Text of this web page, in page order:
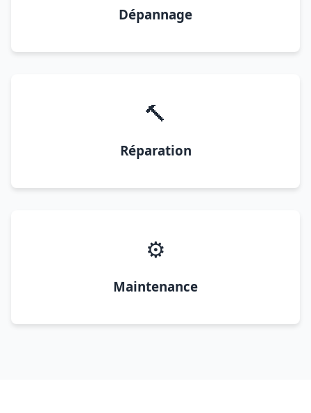
Dépannage
🔨
Réparation
⚙️
Maintenance